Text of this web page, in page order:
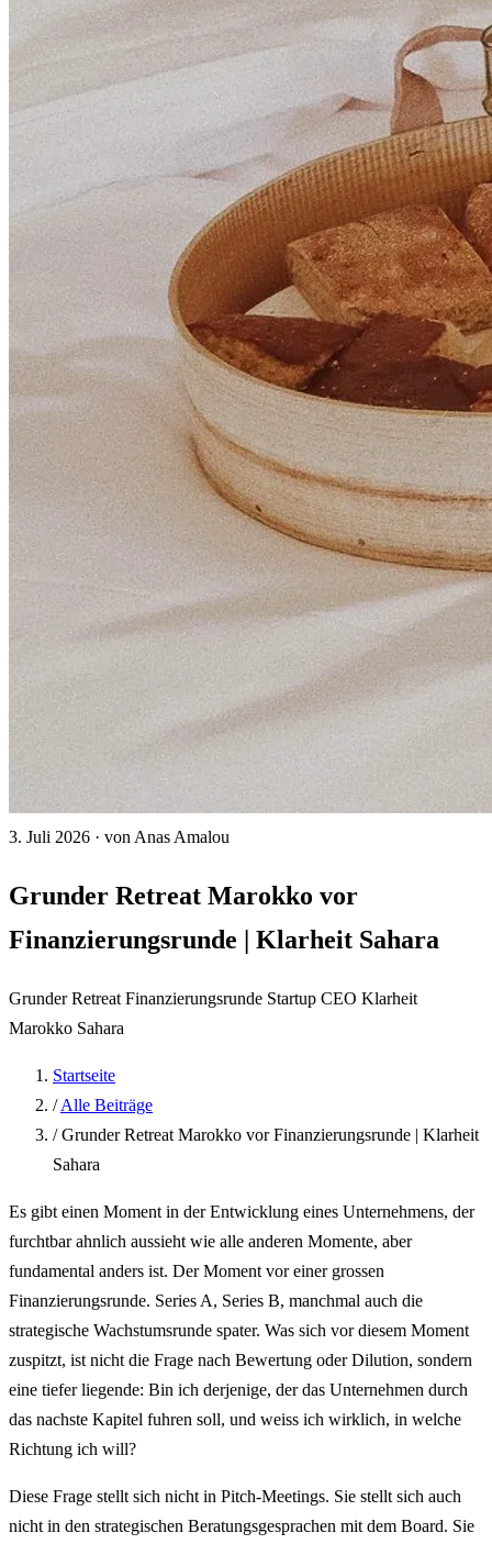
3. Juli 2026 · von Anas Amalou
Grunder Retreat Marokko vor
Finanzierungsrunde | Klarheit Sahara
Grunder Retreat Finanzierungsrunde Startup CEO Klarheit
Marokko Sahara
Startseite
/ Alle Beiträge
/ Grunder Retreat Marokko vor Finanzierungsrunde | Klarheit
Sahara
Es gibt einen Moment in der Entwicklung eines Unternehmens, der
furchtbar ahnlich aussieht wie alle anderen Momente, aber
fundamental anders ist. Der Moment vor einer grossen
Finanzierungsrunde. Series A, Series B, manchmal auch die
strategische Wachstumsrunde spater. Was sich vor diesem Moment
zuspitzt, ist nicht die Frage nach Bewertung oder Dilution, sondern
eine tiefer liegende: Bin ich derjenige, der das Unternehmen durch
das nachste Kapitel fuhren soll, und weiss ich wirklich, in welche
Richtung ich will?
Diese Frage stellt sich nicht in Pitch-Meetings. Sie stellt sich auch
nicht in den strategischen Beratungsgesprachen mit dem Board. Sie